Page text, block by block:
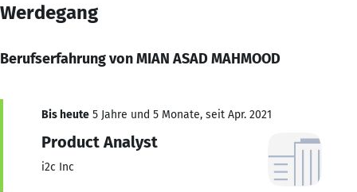
Werdegang
Berufserfahrung von MIAN ASAD MAHMOOD
Bis heute 5 Jahre und 5 Monate, seit Apr. 2021
Product Analyst
i2c Inc